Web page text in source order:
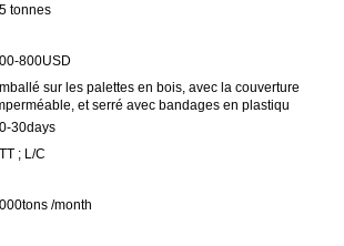
tonnes
800USD
sur les palettes en bois, avec la couverture
et serré avec bandages en plastiqu
30days
; L/C
/month